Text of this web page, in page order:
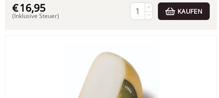
€16,95
(Inklusive Steuer)
+
−
KAUFEN